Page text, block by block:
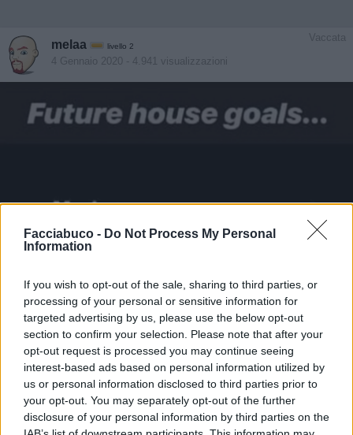
Facciabuco - Do Not Process My Personal
Information
If you wish to opt-out of the sale, sharing to third parties, or
processing of your personal or sensitive information for
targeted advertising by us, please use the below opt-out
section to confirm your selection. Please note that after your
opt-out request is processed you may continue seeing
interest-based ads based on personal information utilized by
us or personal information disclosed to third parties prior to
your opt-out. You may separately opt-out of the further
disclosure of your personal information by third parties on the
Vaccata
melaa livello 2
4 Gennaio 2020 - 4.941 visualizzazioni